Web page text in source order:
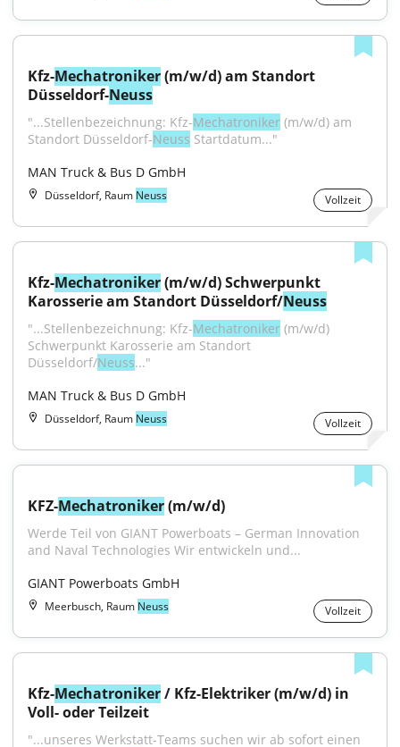
Kfz-Mechatroniker (m/w/d) am Standort
Düsseldorf-Neuss
"...Stellenbezeichnung: Kfz-Mechatroniker (m/w/d) am
Standort Düsseldorf-Neuss Startdatum..."
MAN Truck & Bus D GmbH
Düsseldorf, Raum Neuss Vollzeit
Kfz-Mechatroniker (m/w/d) Schwerpunkt
Karosserie am Standort Düsseldorf/Neuss
"...Stellenbezeichnung: Kfz-Mechatroniker (m/w/d)
Schwerpunkt Karosserie am Standort
Düsseldorf/Neuss..."
MAN Truck & Bus D GmbH
Düsseldorf, Raum Neuss Vollzeit
KFZ-Mechatroniker (m/w/d)
Werde Teil von GIANT Powerboats – German Innovation
and Naval Technologies Wir entwickeln und...
GIANT Powerboats GmbH
Meerbusch, Raum Neuss Vollzeit
Kfz-Mechatroniker / Kfz-Elektriker (m/w/d) in
Voll- oder Teilzeit
"...unseres Werkstatt-Teams suchen wir ab sofort einen